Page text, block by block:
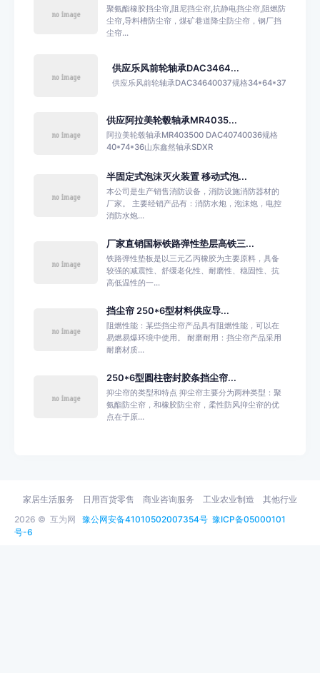
聚氨酯橡胶挡尘帘,阻尼挡尘帘,抗静电挡尘帘,阻燃防
尘帘,导料槽防尘帘，煤矿巷道降尘防尘帘，钢厂挡
尘帘...
供应乐风前轮轴承DAC3464...
供应乐风前轮轴承DAC34640037规格34*64*37
供应阿拉美轮毂轴承MR4035...
阿拉美轮毂轴承MR403500 DAC40740036规格
40*74*36山东鑫然轴承SDXR
半固定式泡沫灭火装置 移动式泡...
本公司是生产销售消防设备，消防设施消防器材的
厂家。 主要经销产品有：消防水炮，泡沫炮，电控
消防水炮...
厂家直销国标铁路弹性垫层高铁三...
铁路弹性垫板是以三元乙丙橡胶为主要原料，具备
较强的减震性、舒缓老化性、耐磨性、稳固性、抗
高低温性的一...
挡尘帘 250*6型材料供应导...
阻燃性能：某些挡尘帘产品具有阻燃性能，可以在
易燃易爆环境中使用。 耐磨耐用：挡尘帘产品采用
耐磨材质...
250*6型圆柱密封胶条挡尘帘...
抑尘帘的类型和特点 抑尘帘主要分为两种类型：聚
氨酯防尘帘，和橡胶防尘帘，柔性防风抑尘帘的优
点在于原...
2026 © 互为网 豫公网安备41010502007354号 豫ICP备05000101
号-6
家居生活服务 日用百货零售 商业咨询服务 工业农业制造 其他行业